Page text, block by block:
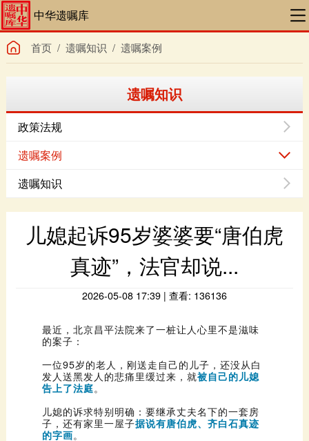
中华遗嘱库
首页/ 遗嘱知识 / 遗嘱案例
遗嘱知识
政策法规
遗嘱案例
遗嘱知识
真迹”，法官却说...
2026-05-08 17:39 | 查看: 136136
的案子：
发人送黑发人的悲痛里缓过来，就
告上了法庭。
子，还有家里一屋子
的字画。